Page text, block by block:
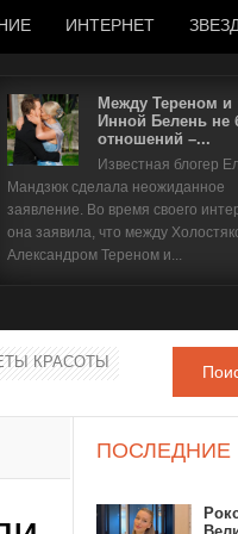
ИНТЕРНЕТ
Между Тереном и
Инной Белень не
отношений –...
Известная блогер
Мандзюк сделала неожиданное
заявление. Во время своего
она заявила, что между
Александром Тереном и...
КРАСОТЫ
ПОСЛЕДНИЕ
Забыли имя пользователя?